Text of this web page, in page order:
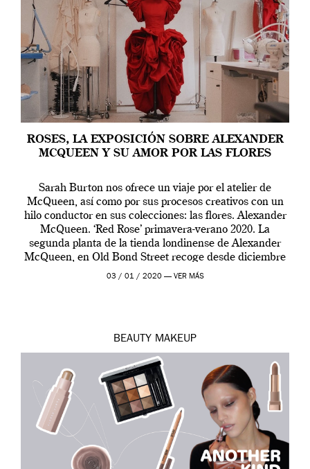
ROSES, LA EXPOSICIÓN SOBRE ALEXANDER
MCQUEEN Y SU AMOR POR LAS FLORES
Sarah Burton nos ofrece un viaje por el atelier de
McQueen, así como por sus procesos creativos con un
hilo conductor en sus colecciones: las flores. Alexander
McQueen. ‘Red Rose’ primavera-verano 2020. La
segunda planta de la tienda londinense de Alexander
McQueen, en Old Bond Street recoge desde diciembre
de 2019 hasta final de abril […]
03 / 01 / 2020 — VER MÁS
BEAUTY MAKEUP